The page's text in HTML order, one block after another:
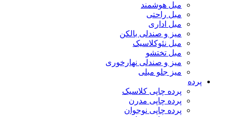
مبل هوشمند
مبل راحتی
مبل اداری
میز و صندلی بالکن
مبل نئوکلاسیک
مبل تختشو
میز و صندلی نهارخوری
میز جلو مبلی
پرده
پرده چاپی کلاسیک
پرده چاپی مدرن
پرده چاپی نوجوان